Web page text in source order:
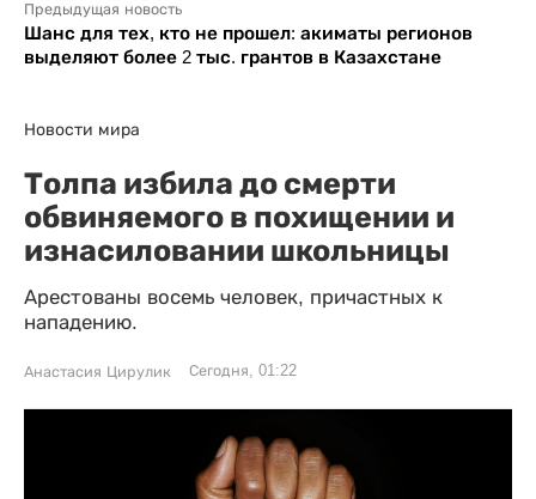
Предыдущая новость
Шанс для тех, кто не прошел: акиматы регионов
выделяют более 2 тыс. грантов в Казахстане
Новости мира
Толпа избила до смерти
обвиняемого в похищении и
изнасиловании школьницы
Арестованы восемь человек, причастных к
нападению.
Анастасия Цирулик Сегодня, 01:22